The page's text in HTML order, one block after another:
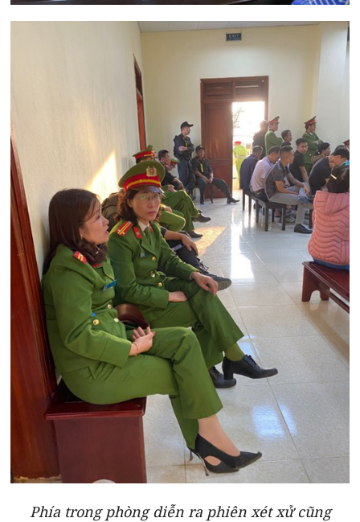
Phía trong phòng diễn ra phiên xét xử cũng